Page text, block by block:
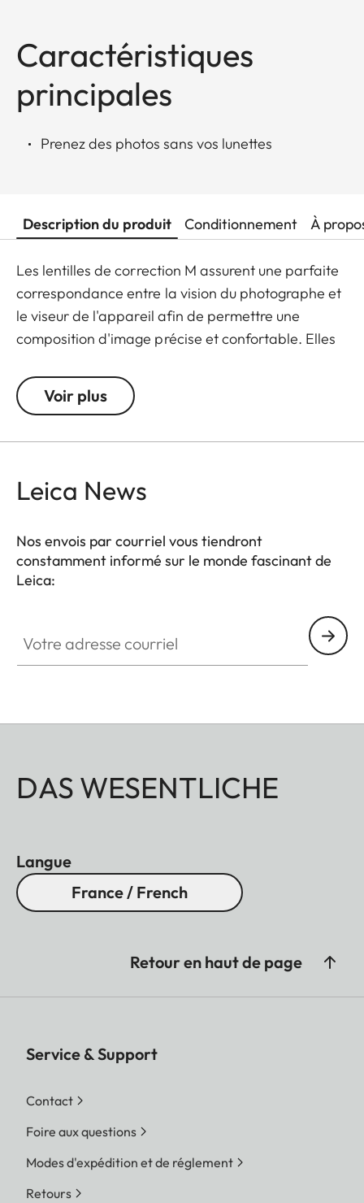
Caractéristiques
principales
Prenez des photos sans vos lunettes
Description du produit Conditionnement À
Les lentilles de correction M assurent une parfaite
correspondance entre la vision du photographe et
le viseur de l'appareil afin de permettre une
composition d'image précise et confortable. Elles
dioptries. À noter : le viseur du leica M est réglé par
défaut sur -0,5 dioptries afin de garantir une visée
Voir plus
Leica News
Nos envois par courriel vous tiendront
constamment informé sur le monde fascinant de
Leica:
DAS WESENTLICHE
Langue
France / French
Retour en haut de page
Service & Support
Contact
Foire aux questions
Modes d'expédition et de réglement
Retours